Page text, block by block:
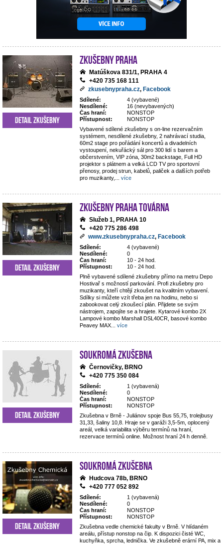
Zkušebny Praha
Matúškova 831/1, PRAHA 4
+420 735 168 111
zkusebnypraha.cz, Facebook
Sdílené:
4 (vybavené)
Nesdílené:
16 (nevybavených)
Čas hraní:
NONSTOP
Přístupnost:
NONSTOP
Vybavené sdílené zkušebny s on-line rezervačním
systémem, nesdílené zkušebny, 2 nahrávací studia,
60m2 stage pro pořádání koncertů a divadelních
vystoupení, nekuřácký sál pro 300 lidí s barem a
občerstvením, VIP zóna, 30m2 backstage, Full HD
projektor s plátnem a velká LCD TV pro sportovní
přenosy, prodej strun, kabelů, paliček a dalších potřeb
pro muzikanty,
více
Detail zkušebny
Zkušebny Praha Továrna
Služeb 1, PRAHA 10
+420 775 286 498
www.zkusebnypraha.cz, Facebook
Sdílené:
4 (vybavené)
Nesdílené:
0
Čas hraní:
10 - 24 hod.
Přístupnost:
10 - 24 hod.
Plně vybavené sdílené zkušebny přímo na metru Depo
Hostivař s možností parkování. Profi zkušebny pro
muzikanty, kteří chtějí zkoušet na kvalitním vybavení.
Sdílky si můžete vzít třeba jen na hodinu, nebo si
zabookovat celý zkoušecí plán. Přijdete se svým
nástrojem, zapojíte se a hrajete. Kytarové kombo 2X
Lampové kombo Marshall DSL40CR, basové kombo
Peavey MAX
více
Detail zkušebny
Soukromá zkušebna
Černovičky, BRNO
+420 775 350 084
Sdílené:
1 (vybavená)
Nesdílené:
0
Čas hraní:
NONSTOP
Přístupnost:
NONSTOP
Zkušebna v Brně - Juliánov spoje Bus 55,75, trolejbusy
31,33, šaliny 10,8. Hraje se v garáži 3,5-5m, oplocený
areál, velká variabilita výběru termínů na hraní,
rezervace termínů online. Možnost hraní 24 h denně.
Detail zkušebny
Soukromá zkušebna
Hudcova 78b, BRNO
+420 777 052 892
Sdílené:
1 (vybavená)
Nesdílené:
0
Čas hraní:
NONSTOP
Přístupnost:
NONSTOP
Zkušebna vedle chemické fakulty v Brně. V hlídaném
areálu, přístup nonstop na čip. K dispozici čisté WC,
kuchyňka, sprcha, lednička. Ve zkušebně erární PA, mix a
Detail zkušebny